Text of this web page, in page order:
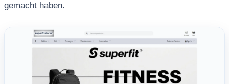
gemacht haben.